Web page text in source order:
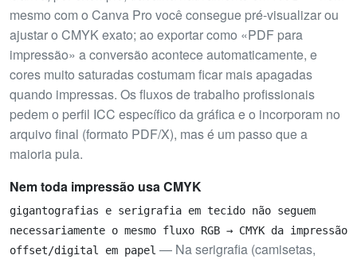
mesmo com o Canva Pro você consegue pré-visualizar ou
ajustar o CMYK exato; ao exportar como «PDF para
impressão» a conversão acontece automaticamente, e
cores muito saturadas costumam ficar mais apagadas
quando impressas. Os fluxos de trabalho profissionais
pedem o perfil ICC específico da gráfica e o incorporam no
arquivo final (formato PDF/X), mas é um passo que a
maioria pula.
Nem toda impressão usa CMYK
gigantografias e serigrafia em tecido não seguem
necessariamente o mesmo fluxo RGB → CMYK da impressão
offset/digital em papel — Na serigrafia (camisetas,